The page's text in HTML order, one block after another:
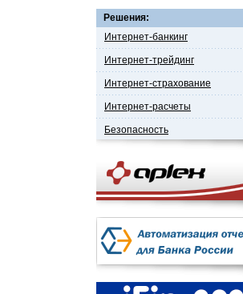
Решения:
Интернет-банкинг
Интернет-трейдинг
Интернет-страхование
Интернет-расчеты
Безопасность